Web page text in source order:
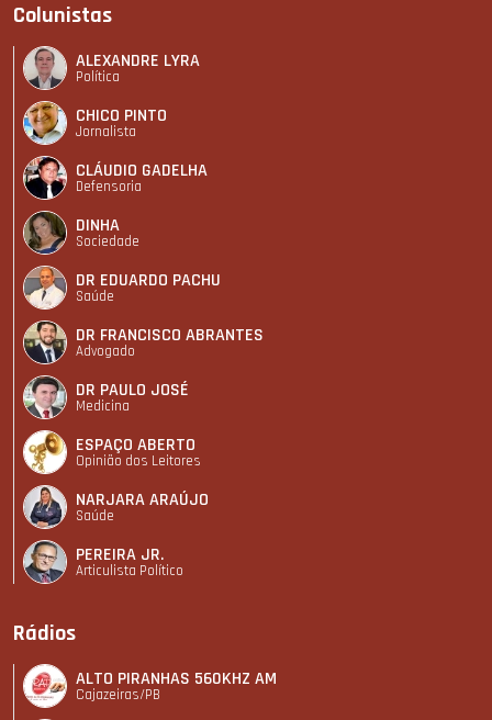
Colunistas
ALEXANDRE LYRA
Política
CHICO PINTO
Jornalista
CLÁUDIO GADELHA
Defensoria
DINHA
Sociedade
DR EDUARDO PACHU
Saúde
DR FRANCISCO ABRANTES
Advogado
DR PAULO JOSÉ
Medicina
ESPAÇO ABERTO
Opinião dos Leitores
NARJARA ARAÚJO
Saúde
PEREIRA JR.
Articulista Polí­tico
Rádios
ALTO PIRANHAS 560KHZ AM
Cajazeiras/PB